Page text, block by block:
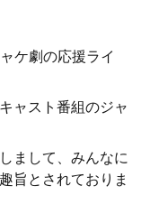
ケ劇の応援ライ
ャスト番組のジャ
まして、みんなに
旨とされておりま